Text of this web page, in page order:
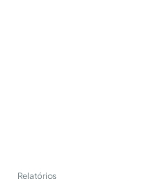
Relatórios